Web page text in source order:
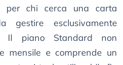
per chi cerca una carta
gestire esclusivamente
Il piano Standard non
mensile e comprende un